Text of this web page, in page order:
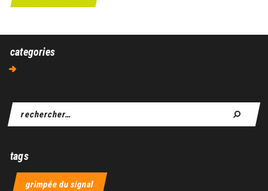
categories
tags
grimpée du signal